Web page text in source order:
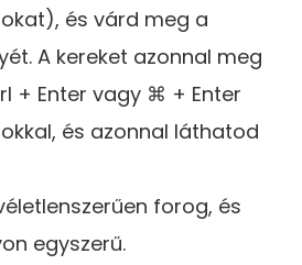
és várd meg a
A kereket azonnal meg
+ Enter vagy ⌘ + Enter
és azonnal láthatod
forog, és
egyszerű.